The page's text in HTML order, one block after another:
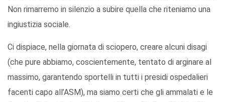
Non rimarremo in silenzio a subire quella che riteniamo una
ingiustizia sociale.
Ci dispiace, nella giornata di sciopero, creare alcuni disagi
(che pure abbiamo, coscientemente, tentato di arginare al
massimo, garantendo sportelli in tutti i presidi ospedalieri
facenti capo all’ASM), ma siamo certi che gli ammalati e le